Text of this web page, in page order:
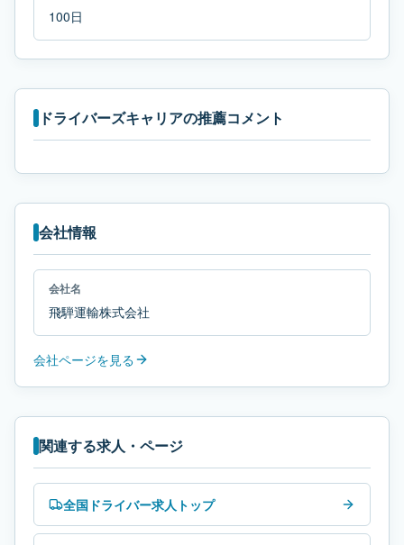
100日
ドライバーズキャリアの推薦コメント
会社情報
会社名
飛騨運輸株式会社
会社ページを見る
関連する求人・ページ
全国ドライバー求人トップ